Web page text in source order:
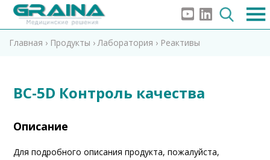
Главная › Продукты ›Лаборатория › Реактивы
BC-5D Контроль качества
Описание
Для подробного описания продукта, пожалуйста,